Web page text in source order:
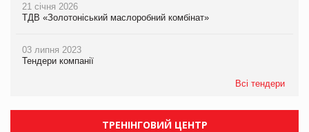
21 січня 2026
ТДВ «Золотоніський маслоробний комбінат»
03 липня 2023
Тендери компанії
Всі тендери
ТРЕНІНГОВИЙ ЦЕНТР